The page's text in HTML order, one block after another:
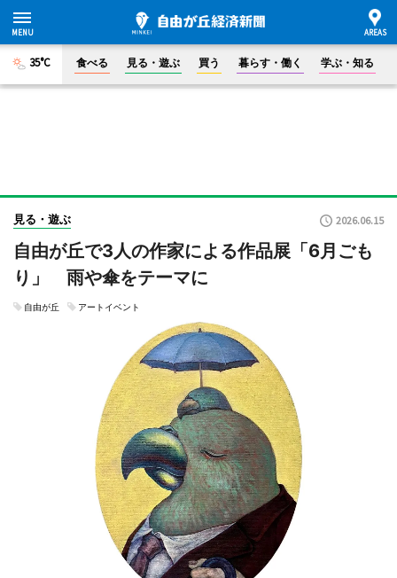
35°C 食べる 見る・遊ぶ 買う 暮らす・働く 学ぶ・知る
見る・遊ぶ 2026.06.15
自由が丘で3人の作家による作品展「6月ごも
り」 雨や傘をテーマに
自由が丘 アートイベント